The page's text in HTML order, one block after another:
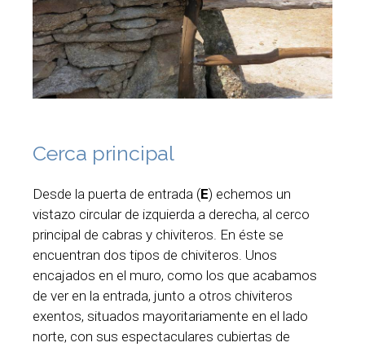
Cerca principal
Desde la puerta de entrada (E) echemos un
vistazo circular de izquierda a derecha, al cerco
principal de cabras y chiviteros. En éste se
encuentran dos tipos de chiviteros. Unos
encajados en el muro, como los que acabamos
de ver en la entrada, junto a otros chiviteros
exentos, situados mayoritariamente en el lado
norte, con sus espectaculares cubiertas de